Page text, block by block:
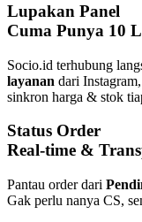
Lupakan Panel
Cuma Punya 10
Socio.id terhubung
layanan dari
sinkron harga & stok
Status Order
Real-time &
Pantau order dari
Gak perlu nanya CS,